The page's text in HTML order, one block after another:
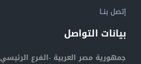
إتصل بنــا
بيانات التواصل
جمهورية مصر العربية -الفرع الرئيسي